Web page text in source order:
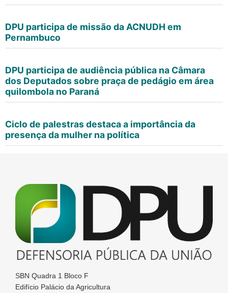
DPU participa de missão da ACNUDH em
Pernambuco
DPU participa de audiência pública na Câmara
dos Deputados sobre praça de pedágio em área
quilombola no Paraná
Ciclo de palestras destaca a importância da
presença da mulher na política
SBN Quadra 1 Bloco F
Edifício Palácio da Agricultura